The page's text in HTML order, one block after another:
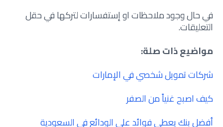
في حال وجود ملاحظات او إستفسارات لتركها في حقل
التعليقات.
مواضيع ذات صلة:
شركات تمويل شخصي في الإمارات
كيف اصبح غنياً من الصفر
أفضل بنك يعطي فوائد على الودائع في السعودية